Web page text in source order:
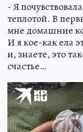
- Я
теплотой. В
мне домашние
И я кое-как ела
и, знаете, это
счастье…